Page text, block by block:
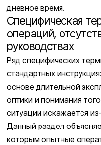
дневное время.
Специфическая
операций,
руководствах
Ряд специфических
стандартных
основе длительной
оптики и понимания
ситуации искажается
Данный раздел
которым опытные